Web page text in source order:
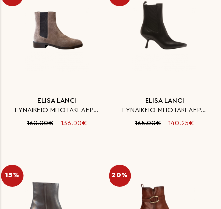
ELISA LANCI
ΓΥΝΑΙΚΕΙΟ ΜΠΟΤΑΚΙ ΔΕΡΜΑΤΙΝΟ
160.00€
136.00€
ELISA LANCI
ΓΥΝΑΙΚΕΙΟ ΜΠΟΤΑΚΙ ΔΕΡΜΑΤΙΝΟ
165.00€
140.25€
15% 20%